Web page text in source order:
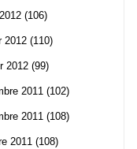
(106)
2012 (110)
2012 (99)
2011 (102)
2011 (108)
2011 (108)